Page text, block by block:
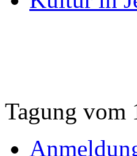
Tagung vom